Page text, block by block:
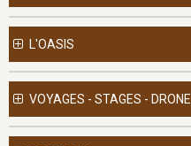
L'OASIS
VOYAGES - STAGES - DRONE